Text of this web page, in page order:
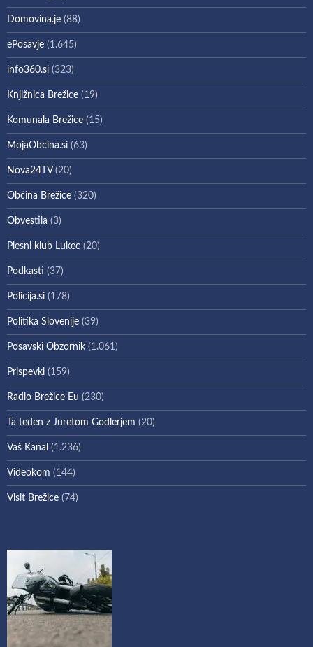
Domovina.je (88)
ePosavje (1.645)
info360.si (323)
Knjižnica Brežice (19)
Komunala Brežice (15)
MojaObcina.si (63)
Nova24TV(20)
Občina Brežice (320)
Obvestila (3)
Plesni klub Lukec (20)
Podkasti (37)
Policija.si (178)
Politika Slovenije (39)
Posavski Obzornik (1.061)
Prispevki (159)
Radio Brežice Eu (230)
Ta teden z Juretom Godlerjem (20)
Vaš Kanal (1.236)
Videokom (144)
Visit Brežice (74)